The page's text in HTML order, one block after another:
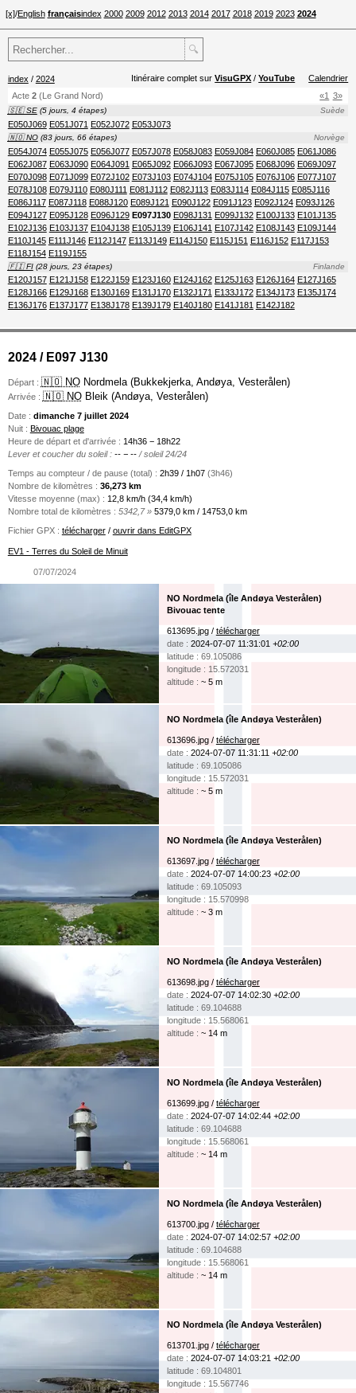
[x]/English françaisindex 2000 2009 2012 2013 2014 2017 2018 2019 2023 2024
🔍
index / 2024 Itinéraire complet surVisuGPX /YouTube
Calendrier
3»
«1
Acte2 (Le Grand Nord)
🇸🇪 SE Suède
(5 jours, 4 étapes)
E050J069 E051J071 E052J072 E053J073
🇳🇴 NO Norvège
(83 jours, 66 étapes)
E054J074 E055J075 E056J077 E057J078 E058J083 E059J084 E060J085 E061J086
E062J087 E063J090 E064J091 E065J092 E066J093 E067J095 E068J096 E069J097
E070J098 E071J099 E072J102 E073J103 E074J104 E075J105 E076J106 E077J107
E078J108 E079J110 E080J111 E081J112 E082J113 E083J114 E084J115 E085J116
E086J117 E087J118 E088J120 E089J121 E090J122 E091J123 E092J124 E093J126
E094J127 E095J128 E096J129 E097J130 E098J131 E099J132 E100J133 E101J135
E102J136 E103J137 E104J138 E105J139 E106J141 E107J142 E108J143 E109J144
E110J145 E111J146 E112J147 E113J149 E114J150 E115J151 E116J152 E117J153
E118J154 E119J155
🇫🇮 FI Finlande
(28 jours, 23 étapes)
E120J157 E121J158 E122J159 E123J160 E124J162 E125J163 E126J164 E127J165
E128J166 E129J168 E130J169 E131J170 E132J171 E133J172 E134J173 E135J174
E136J176 E137J177 E138J178 E139J179 E140J180 E141J181 E142J182
2024 / E097 J130
Départ : 🇳🇴 NONordmela (Bukkekjerka, Andøya, Vesterålen)
Arrivée : 🇳🇴 NOBleik (Andøya, Vesterålen)
Date : dimanche 7 juillet 2024
Nuit : Bivouac plage
Heure de départ et d'arrivée : 14h36 − 18h22
Lever et coucher du soleil :-- − -- / soleil 24/24
Temps au compteur / de pause (total) : 2h39 / 1h07 (3h46)
Nombre de kilomètres : 36,273 km
Vitesse moyenne (max) : 12,8 km/h (34,4 km/h)
Nombre total de kilomètres : 5342,7 »5379,0 km / 14753,0 km
Fichier GPX : télécharger/ ouvrir dans EditGPX
EV1 - Terres du Soleil de Minuit
07/07/2024
NO Nordmela (île Andøya Vesterålen)
Bivouac tente
613695.jpg / télécharger
date : 2024-07-07 11:31:01 +02:00
latitude : 69.105086
longitude : 15.572031
altitude : ~ 5 m
NO Nordmela (île Andøya Vesterålen)
613696.jpg / télécharger
date : 2024-07-07 11:31:11 +02:00
latitude : 69.105086
longitude : 15.572031
altitude : ~ 5 m
NO Nordmela (île Andøya Vesterålen)
613697.jpg / télécharger
date : 2024-07-07 14:00:23 +02:00
latitude : 69.105093
longitude : 15.570998
altitude : ~ 3 m
NO Nordmela (île Andøya Vesterålen)
613698.jpg / télécharger
date : 2024-07-07 14:02:30 +02:00
latitude : 69.104688
longitude : 15.568061
altitude : ~ 14 m
NO Nordmela (île Andøya Vesterålen)
613699.jpg / télécharger
date : 2024-07-07 14:02:44 +02:00
latitude : 69.104688
longitude : 15.568061
altitude : ~ 14 m
NO Nordmela (île Andøya Vesterålen)
613700.jpg / télécharger
date : 2024-07-07 14:02:57 +02:00
latitude : 69.104688
longitude : 15.568061
altitude : ~ 14 m
NO Nordmela (île Andøya Vesterålen)
613701.jpg / télécharger
date : 2024-07-07 14:03:21 +02:00
latitude : 69.104801
longitude : 15.567746